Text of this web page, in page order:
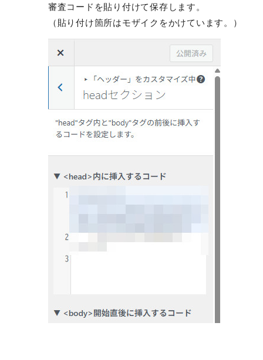
審査コードを貼り付けて保存します。
（貼り付け箇所はモザイクをかけています。）